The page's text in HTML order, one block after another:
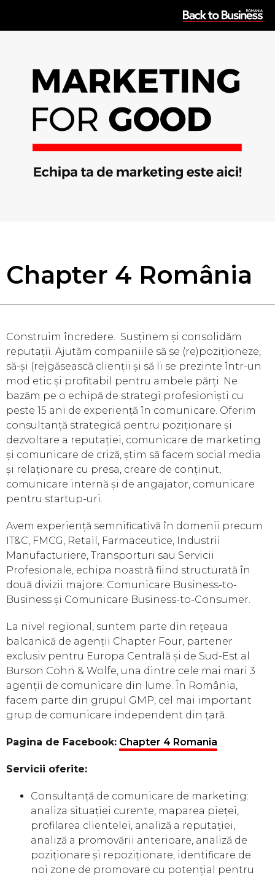
Chapter 4 România
Construim încredere. Susținem și consolidăm
reputații. Ajutăm companiile să se (re)poziționeze,
să-și (re)găsească clienții și să li se prezinte într-un
mod etic și profitabil pentru ambele părți. Ne
bazăm pe o echipă de strategi profesioniști cu
peste 15 ani de experiență în comunicare. Oferim
consultanță strategică pentru poziționare și
dezvoltare a reputației, comunicare de marketing
și comunicare de criză, știm să facem social media
și relaționare cu presa, creare de conținut,
comunicare internă și de angajator, comunicare
pentru startup-uri.
Avem experiență semnificativă în domenii precum
IT&C, FMCG, Retail, Farmaceutice, Industrii
Manufacturiere, Transporturi sau Servicii
Profesionale, echipa noastră fiind structurată în
două divizii majore: Comunicare Business-to-
Business și Comunicare Business-to-Consumer.
La nivel regional, suntem parte din rețeaua
balcanică de agenții Chapter Four, partener
exclusiv pentru Europa Centrală și de Sud-Est al
Burson Cohn & Wolfe, una dintre cele mai mari 3
agenții de comunicare din lume. În România,
facem parte din grupul GMP, cel mai important
grup de comunicare independent din țară.
Pagina de Facebook: Chapter 4 Romania
Servicii oferite:
Consultanță de comunicare de marketing:
analiza situației curente, maparea pieței,
profilarea clientelei, analiză a reputației,
analiză a promovării anterioare, analiză de
poziționare și repoziționare, identificare de
noi zone de promovare cu potențial pentru